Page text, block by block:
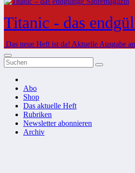
Titanic - das
Das neue Heft ist da! Aktuelle Ausgabe
Abo
Shop
Das aktuelle Heft
Rubriken
Newsletter abonnieren
Archiv